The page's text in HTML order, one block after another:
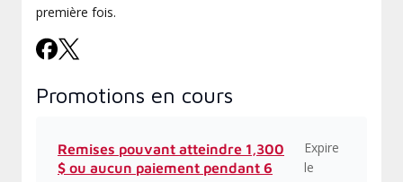
première fois.
Promotions en cours
Remises pouvant atteindre 1,300
$ ou aucun paiement pendant 6
Expire
le